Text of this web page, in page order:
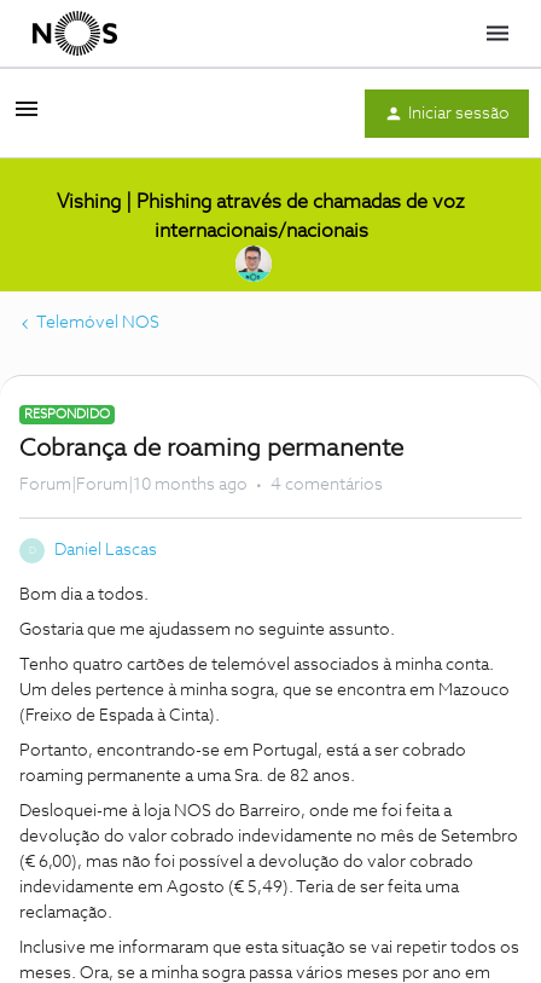
Menu
Iniciar sessão
Vishing | Phishing através de chamadas de voz
internacionais/nacionais
Telemóvel NOS
RESPONDIDO
Cobrança de roaming permanente
Forum|Forum|10 months ago 4 comentários
D Daniel Lascas
Bom dia a todos.
Gostaria que me ajudassem no seguinte assunto.
Tenho quatro cartões de telemóvel associados à minha conta.
Um deles pertence à minha sogra, que se encontra em Mazouco
(Freixo de Espada à Cinta).
Portanto, encontrando-se em Portugal, está a ser cobrado
roaming permanente a uma Sra. de 82 anos.
Desloquei-me à loja NOS do Barreiro, onde me foi feita a
devolução do valor cobrado indevidamente no mês de Setembro
(€ 6,00), mas não foi possível a devolução do valor cobrado
indevidamente em Agosto (€ 5,49). Teria de ser feita uma
reclamação.
Inclusive me informaram que esta situação se vai repetir todos os
meses. Ora, se a minha sogra passa vários meses por ano em